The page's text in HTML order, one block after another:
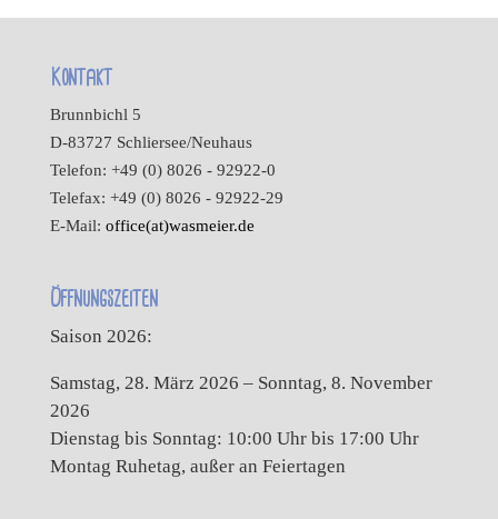
Kontakt
Brunnbichl 5
D-83727 Schliersee/Neuhaus
Telefon: +49 (0) 8026 - 92922-0
Telefax: +49 (0) 8026 - 92922-29
E-Mail: office(at)wasmeier.de
Öffnungszeiten
Saison 2026:
Samstag, 28. März 2026 – Sonntag, 8. November
2026
Dienstag bis Sonntag: 10:00 Uhr bis 17:00 Uhr
Montag Ruhetag, außer an Feiertagen